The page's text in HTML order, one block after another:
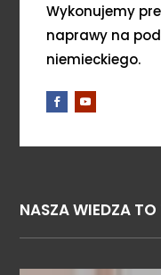
Wykonujemy
naprawy na
niemieckiego.
NASZA WIEDZA